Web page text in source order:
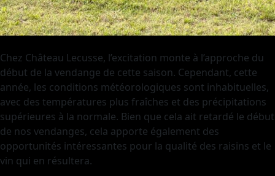
Chez Château Lecusse, l’excitation monte à l’approche du
début de la vendange de cette saison. Cependant, cette
année, les conditions météorologiques sont inhabituelles,
avec des températures plus fraîches et des précipitations
supérieures à la normale. Bien que cela ait retardé le début
de nos vendanges, cela apporte également des
opportunités intéressantes pour la qualité des raisins et le
vin qui en résultera.